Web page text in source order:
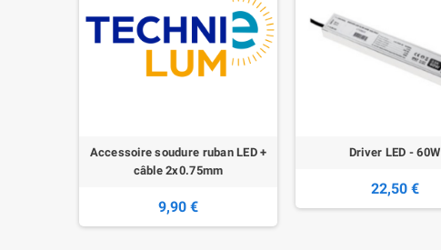
Accessoire soudure ruban LED +
câble 2x0.75mm
9,90 €
Driver LED - 60W
22,50 €